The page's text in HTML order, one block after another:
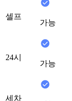
셀프
가능
24시
가능
세차